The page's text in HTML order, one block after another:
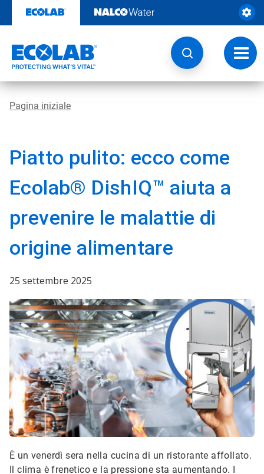
contenuto
Pagina iniziale
Piatto pulito: ecco come
Ecolab® DishIQ™ aiuta a
prevenire le malattie di
origine alimentare
25 settembre 2025
È un venerdì sera nella cucina di un ristorante affollato.
Il clima è frenetico e la pressione sta aumentando. I